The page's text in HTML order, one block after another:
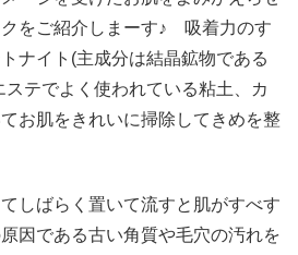
をご紹介しまーす♪ 吸着力のす
ナイト(主成分は結晶鉱物である
テでよく使われている粘土、カ
お肌をきれいに掃除してきめを整
しばらく置いて流すと肌がすべす
因である古い角質や毛穴の汚れを